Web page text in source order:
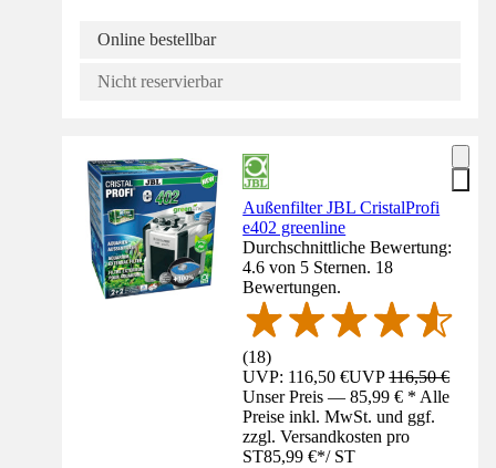
Online bestellbar
Nicht reservierbar
Außenfilter JBL CristalProfi
e402 greenline
Durchschnittliche Bewertung:
4.6 von 5 Sternen. 18
Bewertungen.
(18)
UVP: 116,50 €UVP116,50 €
Unser Preis — 85,99 € * Alle
Preise inkl. MwSt. und ggf.
zzgl. Versandkosten pro
ST85,99 €*/ ST